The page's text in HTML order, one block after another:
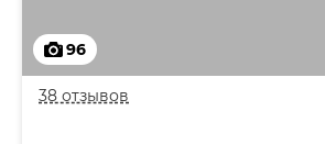
96
38 отзывов